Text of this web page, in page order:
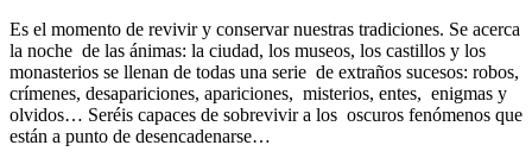
Es el momento de revivir y conservar nuestras tradiciones. Se acerca
la noche de las ánimas: la ciudad, los museos, los castillos y los
monasterios se llenan de todas una serie de extraños sucesos: robos,
crímenes, desapariciones, apariciones, misterios, entes, enigmas y
olvidos… Seréis capaces de sobrevivir a los oscuros fenómenos que
están a punto de desencadenarse…